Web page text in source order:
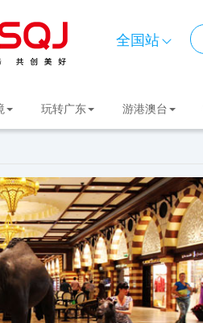
全国站
玩转广东 游港澳台